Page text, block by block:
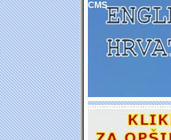
CMS